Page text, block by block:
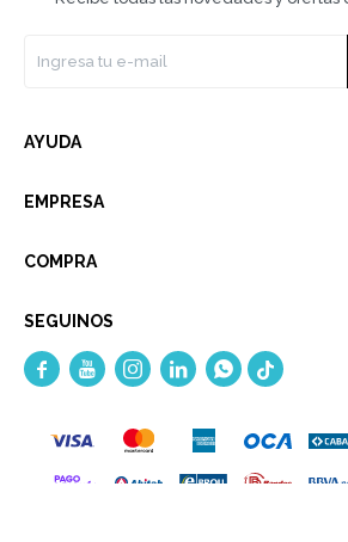
AYUDA
EMPRESA
COMPRA
SEGUINOS
    